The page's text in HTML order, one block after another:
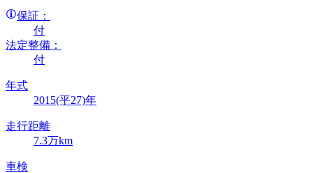
保証：
付
法定整備：
付
年式
2015(平27)年
走行距離
7.3万km
車検